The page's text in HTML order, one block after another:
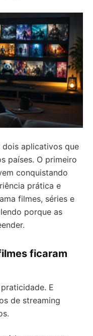
aplicativos que
países. O primeiro
conquistando
prática e
filmes, séries e
porque as
ficaram
E
de streaming